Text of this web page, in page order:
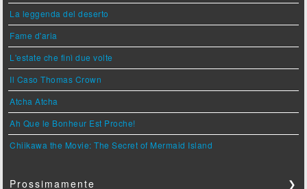
La leggenda del deserto
Fame d'aria
L'estate che finì due volte
Il Caso Thomas Crown
Atcha Atcha
Ah Que le Bonheur Est Proche!
Chiikawa the Movie: The Secret of Mermaid Island
Prossimamente ❯